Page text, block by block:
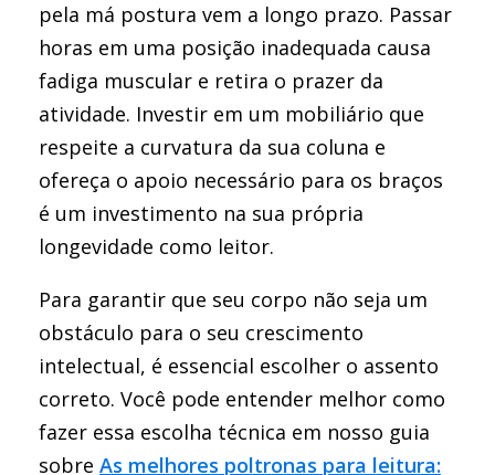
pela má postura vem a longo prazo. Passar
horas em uma posição inadequada causa
fadiga muscular e retira o prazer da
atividade. Investir em um mobiliário que
respeite a curvatura da sua coluna e
ofereça o apoio necessário para os braços
é um investimento na sua própria
longevidade como leitor.
Para garantir que seu corpo não seja um
obstáculo para o seu crescimento
intelectual, é essencial escolher o assento
correto. Você pode entender melhor como
fazer essa escolha técnica em nosso guia
sobre As melhores poltronas para leitura: